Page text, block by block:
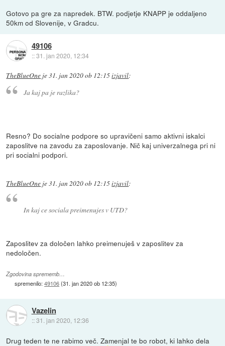
Gotovo pa gre za napredek. BTW. podjetje KNAPP je oddaljeno
50km od Slovenije, v Gradcu.
49106
::31. jan 2020, 12:34
TheBlueOne je31. jan 2020 ob 12:15izjavil:
Ja kaj pa je razlika?
Resno? Do socialne podpore so upravičeni samo aktivni iskalci
zaposlitve na zavodu za zaposlovanje. Nič kaj univerzalnega pri ni
pri socialni podpori.
TheBlueOne je31. jan 2020 ob 12:15izjavil:
In kaj ce sociala preimenujes v UTD?
Zaposlitev za določen lahko preimenuješ v zaposlitev za
nedoločen.
Zgodovina sprememb…
spremenilo:49106(31. jan 2020 ob 12:35)
Vazelin
::31. jan 2020, 12:36
Drug teden te ne rabimo več. Zamenjal te bo robot, ki lahko dela